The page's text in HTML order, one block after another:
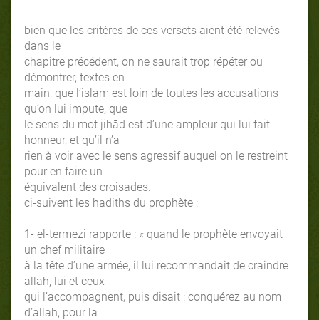
bien que les critères de ces versets aient été relevés
dans le
chapitre précédent, on ne saurait trop répéter ou
démontrer, textes en
main, que l’islam est loin de toutes les accusations
qu’on lui impute, que
le sens du mot jihād est d’une ampleur qui lui fait
honneur, et qu’il n’a
rien à voir avec le sens agressif auquel on le restreint
pour en faire un
équivalent des croisades.
ci-suivent les hadiths du prophète :
1- el-termezi rapporte : « quand le prophète envoyait
un chef militaire
à la tête d’une armée, il lui recommandait de craindre
allah, lui et ceux
qui l’accompagnent, puis disait : conquérez au nom
d’allah, pour la